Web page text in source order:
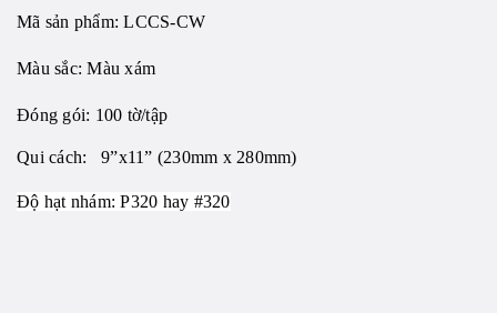
Mã sản phẩm:LCCS-CW
Màu sắc: Màu xám
Đóng gói: 100 tờ/tập
Qui cách: 9”x11” (230mm x 280mm)
Độ hạt nhám: P320 hay #320